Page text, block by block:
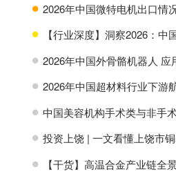
H 2026年中国微特电机出口情
H 【行业深度】洞察2026：中国AI服务
H 2026年中国外骨骼机器人 应用场景多
H 2026年中国超材料行业下游航空航天
H 中国美容机构手术类与非手术类项目
H 投资上饶 | 一文看懂上饶市铜基新材料产
H 【干货】高温合金产业链全景